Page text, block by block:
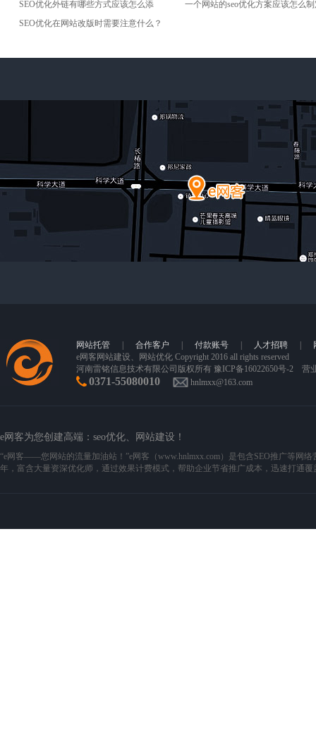
SEO优化外链有哪些方式应该怎么添
加？
一个网站的seo优化方案应该怎么
SEO优化在网站改版时需要注意什么？
网站托管 合作客户 付款账号 人才招聘
e网客 网站建设、网站优化 Copyright 2016 all rights reserved
河南雷铭信息技术有限公司版权所有 豫ICP备16022650号-2 营
0371-55080010 hnlmxx@163.com
e网客为您创建高端： seo优化、网站建设！
“e网客——您网站的流量加油站！”e网客（www.hnlmxx.com）是包含SEO推广等网
年，富含大量资深优化师，通过效果计费模式，帮助企业节省推广成本，迅速打通